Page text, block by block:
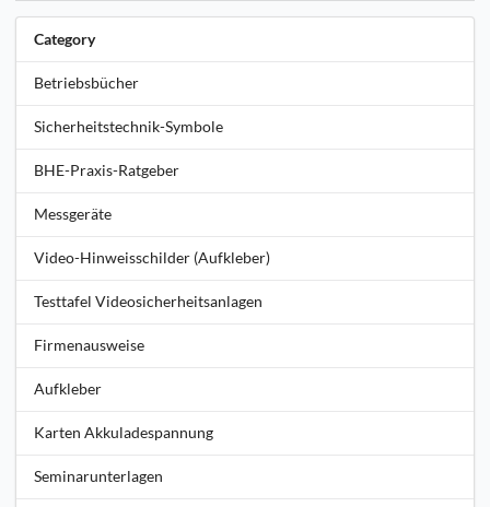
Category
Betriebsbücher
Sicherheitstechnik-Symbole
BHE-Praxis-Ratgeber
Messgeräte
Video-Hinweisschilder (Aufkleber)
Testtafel Videosicherheitsanlagen
Firmenausweise
Aufkleber
Karten Akkuladespannung
Seminarunterlagen